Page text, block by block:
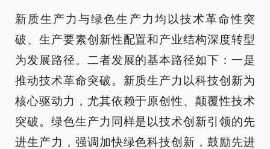
新质生产力与绿色生产力均以技术革命性突
破、生产要素创新性配置和产业结构深度转型
为发展路径。二者发展的基本路径如下：一是
推动技术革命突破。新质生产力以科技创新为
核心驱动力，尤其依赖于原创性、颠覆性技术
突破。绿色生产力同样是以技术创新引领的先
进生产力，强调加快绿色科技创新，鼓励先进